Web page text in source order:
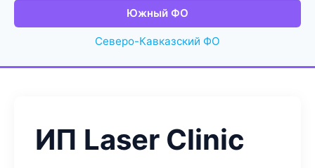
Южный ФО
Северо-Кавказский ФО
ИП Laser Clinic